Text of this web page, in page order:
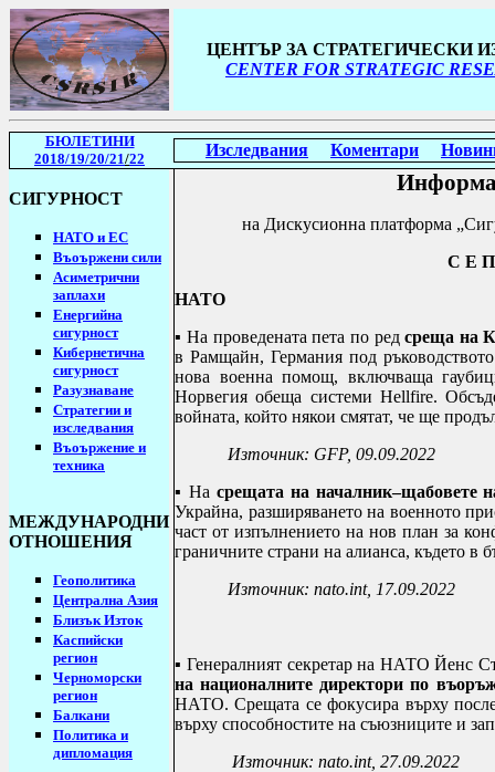
ЦЕНТЪР ЗА СТРАТЕГИЧЕСКИ
CENTER FOR STRATEGIC
БЮЛЕТИНИ
2018/19/20/21/22 Изследвания Коментари
СИГУРНОСТ
НАТО и ЕС
Въоържени сили
Асиметрични
заплахи
Енергийна
сигурност
Кибернетична
сигурност
Разузнаване
Стратегии и
изследвания
Въоържение и
техника
МЕЖДУНАРОДНИ
ОТНОШЕНИЯ
Геополитика
Централна Азия
Близък Изток
Каспийски
регион
Черноморски
регион
Балкани
Политика и
дипломация
на Дискусионна платформа
С Е
НАТО
▪ На проведената пета по редсреща на
в Рамщайн, Германия под
нова военна помощ, включваща
Норвегия обеща системи Hellfire.
войната, който някои смятат, че ще
Източник: GFP, 09.09.2022
▪Насрещата на началник–щабовете
Украйна, разширяването на военното
част от изпълнението на нов план за
граничните страни на алианса, където в
Източник: nato.int, 17.09.2022
▪ Генералният секретар на НАТО Йенс
на националните директори по
НАТО. Срещата се фокусира върху
върху способностите на съюзниците и
Източник: nato.int, 27.09.2022